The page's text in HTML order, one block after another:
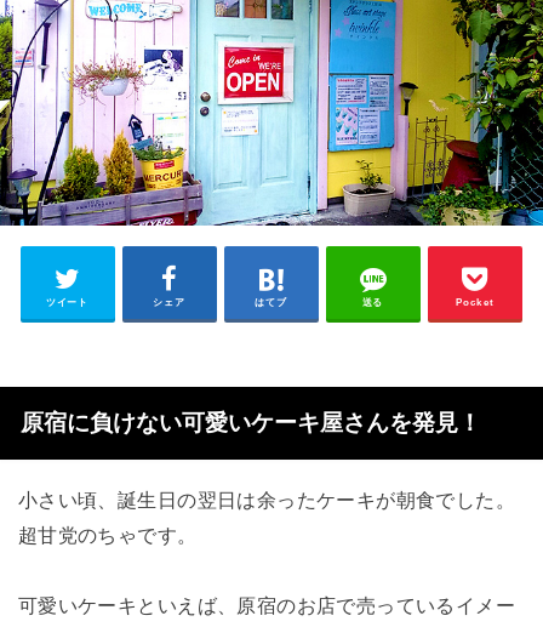
ツイート シェア はてブ 送る Pocket
原宿に負けない可愛いケーキ屋さんを発見！
小さい頃、誕生日の翌日は余ったケーキが朝食でした。
超甘党のちゃです。
可愛いケーキといえば、原宿のお店で売っているイメー